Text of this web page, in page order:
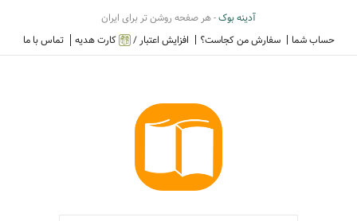
آدینه بوک- هر صفحه روشن تر برای ایران
حساب شما
سفارش من کجاست؟ افزایش اعتبار / کارت هدیه تماس با ما